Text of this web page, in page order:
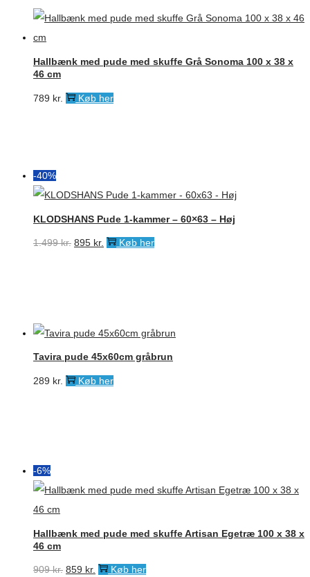
Hallbænk med pude med skuffe Grå Sonoma 100 x 38 x
46 cm
789 kr. Køb her
-40%
KLODSHANS Pude 1-kammer – 60×63 – Høj
1.499kr. Den
895 kr. DenKøb her
Tavira pude 45x60cm gråbrun
289 kr. Køb her
-6%
Hallbænk med pude med skuffe Artisan Egetræ 100 x 38 x
46 cm
909kr. Den
859 kr. DenKøb her